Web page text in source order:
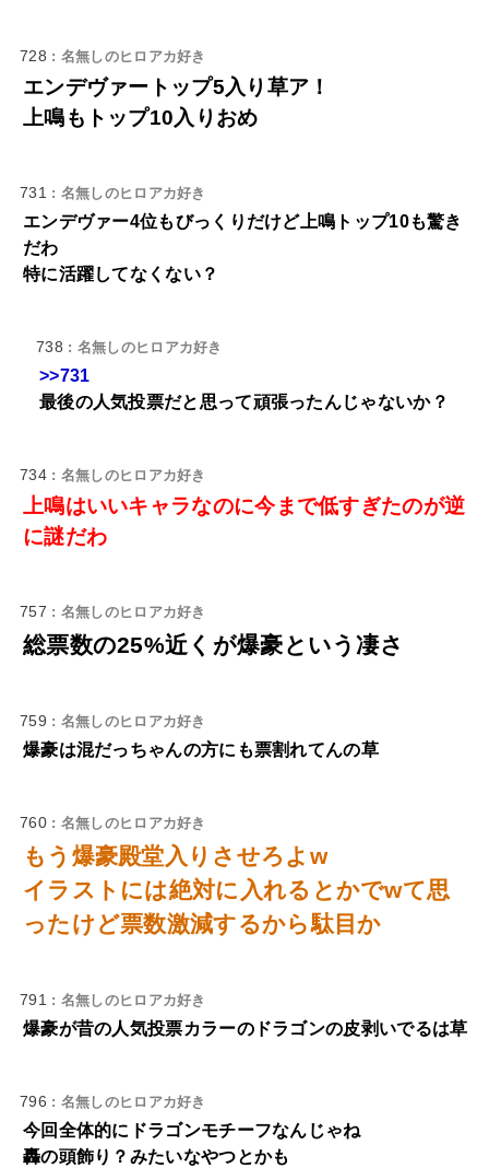
728 : 名無しのヒロアカ好き
エンデヴァートップ5入り草ア！
上鳴もトップ10入りおめ
731 : 名無しのヒロアカ好き
エンデヴァー4位もびっくりだけど上鳴トップ10も驚き
だわ
特に活躍してなくない？
738 : 名無しのヒロアカ好き
>>731
最後の人気投票だと思って頑張ったんじゃないか？
734 : 名無しのヒロアカ好き
上鳴はいいキャラなのに今まで低すぎたのが逆
に謎だわ
757 : 名無しのヒロアカ好き
総票数の25%近くが爆豪という凄さ
759 : 名無しのヒロアカ好き
爆豪は混だっちゃんの方にも票割れてんの草
760 : 名無しのヒロアカ好き
もう爆豪殿堂入りさせろよw
イラストには絶対に入れるとかでwて思
ったけど票数激減するから駄目か
791 : 名無しのヒロアカ好き
爆豪が昔の人気投票カラーのドラゴンの皮剥いでるは草
796 : 名無しのヒロアカ好き
今回全体的にドラゴンモチーフなんじゃね
轟の頭飾り？みたいなやつとかも